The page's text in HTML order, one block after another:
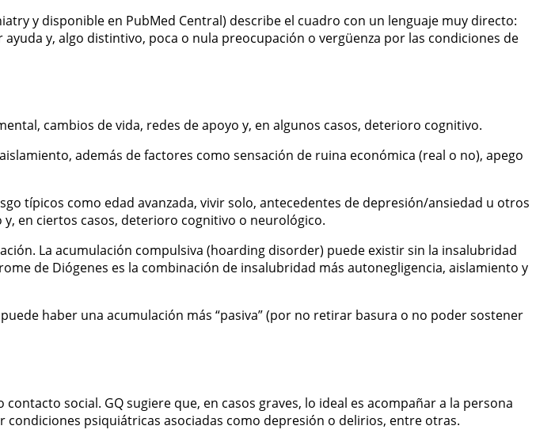
y disponible en PubMed Central) describe el cuadro con un lenguaje muy directo:
y, algo distintivo, poca o nula preocupación o vergüenza por las condiciones de
cambios de vida, redes de apoyo y, en algunos casos, deterioro cognitivo.
además de factores como sensación de ruina económica (real o no), apego
típicos como edad avanzada, vivir solo, antecedentes de depresión/ansiedad u otros
en ciertos casos, deterioro cognitivo o neurológico.
La acumulación compulsiva (hoarding disorder) puede existir sin la insalubridad
de Diógenes es la combinación de insalubridad más autonegligencia, aislamiento y
haber una acumulación más “pasiva” (por no retirar basura o no poder sostener
social. GQ sugiere que, en casos graves, lo ideal es acompañar a la persona
psiquiátricas asociadas como depresión o delirios, entre otras.